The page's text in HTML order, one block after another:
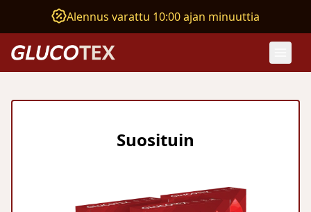
Alennus varattu 10:00 ajan minuuttia
Suosituin